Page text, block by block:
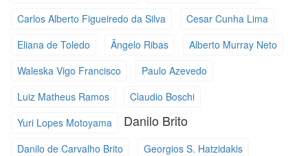
Carlos Alberto Figueiredo da Silva
Cesar Cunha Lima
Eliana de Toledo
Ângelo Ribas
Alberto Murray Neto
Waleska Vigo Francisco
Paulo Azevedo
Luiz Matheus Ramos
Claudio Boschi
Yuri Lopes Motoyama
Danilo Brito
Danilo de Carvalho Brito
Georgios S. Hatzidakis